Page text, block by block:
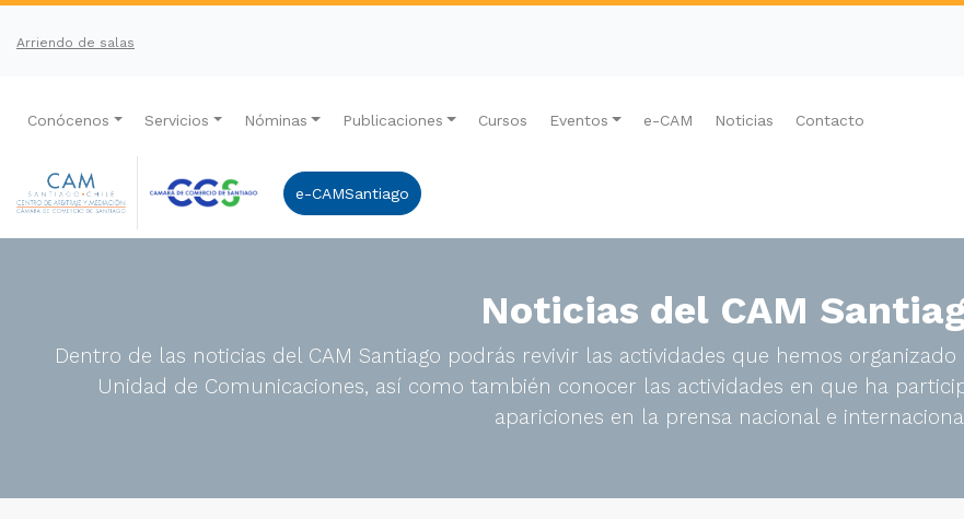
Arriendo de salas
Conócenos Servicios Nóminas Publicaciones Cursos Eventos e-CAM Noticias Contacto
e-CAMSantiago
Noticias del CAM
Dentro de las noticias del CAM Santiago podrás revivir las actividades que hemos
Unidad de Comunicaciones, así como también conocer las actividades en que ha
apariciones en la prensa nacional e